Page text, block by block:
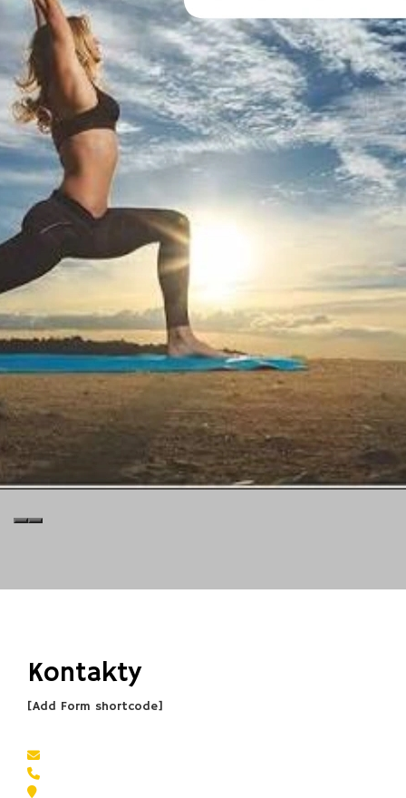
Kontakty
[Add Form shortcode]